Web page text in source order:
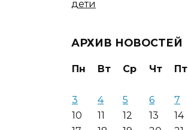
дети
АРХИВ НОВОСТЕЙ
Пн Вт Ср Чт Пт
3
4 5 6 7
10
11 12 13 14